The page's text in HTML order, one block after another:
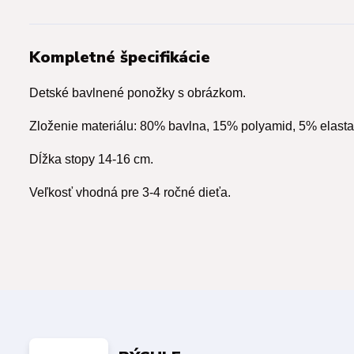
Kompletné špecifikácie
Detské bavlnené ponožky s obrázkom.
Zloženie materiálu: 80% bavlna, 15% polyamid, 5%
Dĺžka stopy 14-16 cm.
Veľkosť vhodná pre 3-4 ročné dieťa.